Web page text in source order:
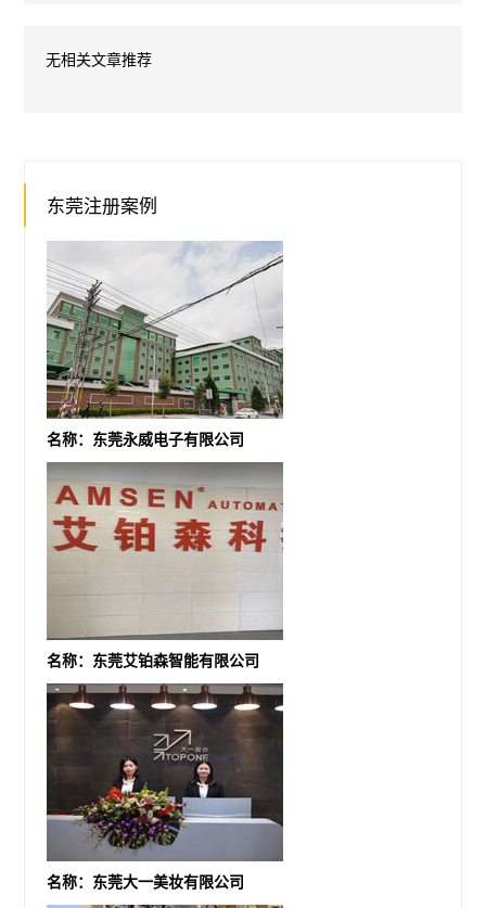
无相关文章推荐
东莞注册案例
名称：东莞永威电子有限公司
名称：东莞艾铂森智能有限公司
名称：东莞大一美妆有限公司